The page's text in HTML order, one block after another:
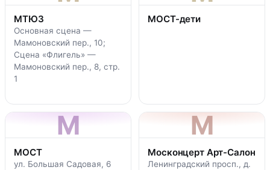
МТЮЗ
Основная сцена —
Мамоновский пер., 10;
Сцена «Флигель» —
Мамоновский пер., 8, стр.
1
МОСТ-дети
М
МОСТ
ул. Большая Садовая, 6
М
Москонцерт Арт-Салон
Ленинградский просп., д.